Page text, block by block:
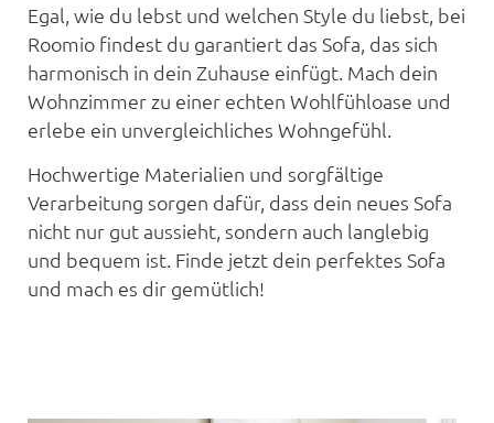
Egal, wie du lebst und welchen Style du liebst, bei
Roomio findest du garantiert das Sofa, das sich
harmonisch in dein Zuhause einfügt. Mach dein
Wohnzimmer zu einer echten Wohlfühloase und
erlebe ein unvergleichliches Wohngefühl.
Hochwertige Materialien und sorgfältige
Verarbeitung sorgen dafür, dass dein neues Sofa
nicht nur gut aussieht, sondern auch langlebig
und bequem ist. Finde jetzt dein perfektes Sofa
und mach es dir gemütlich!